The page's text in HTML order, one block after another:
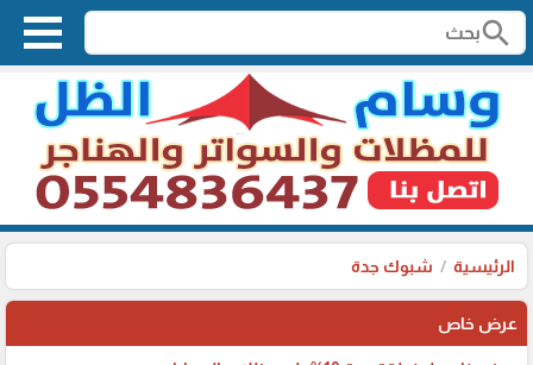
search
الرئيسية شبوك جدة
عرض خاص